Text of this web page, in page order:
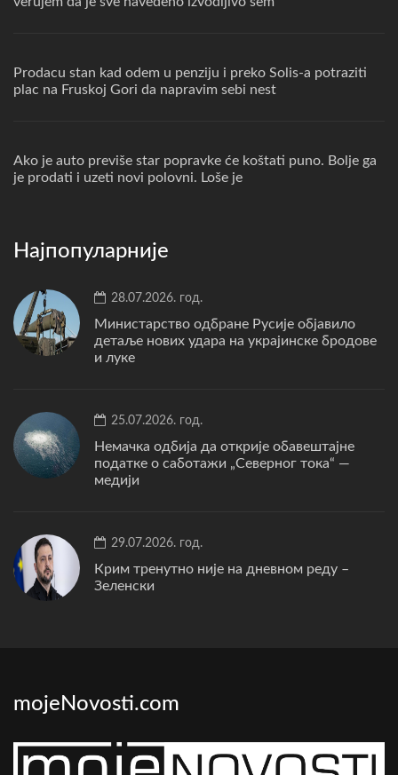
Prodacu stan kad odem u penziju i preko Solis-a potraziti
plac na Fruskoj Gori da napravim sebi nest
Ako je auto previše star popravke će koštati puno. Bolje ga
je prodati i uzeti novi polovni. Loše je
Најпопуларније
28.07.2026. год.
Министарство одбране Русије објавило
детаље нових удара на украјинске бродове
и луке
25.07.2026. год.
Немачка одбија да открије обавештајне
податке о саботажи „Северног тока“ —
медији
29.07.2026. год.
Крим тренутно није на дневном реду –
Зеленски
mojeNovosti.com